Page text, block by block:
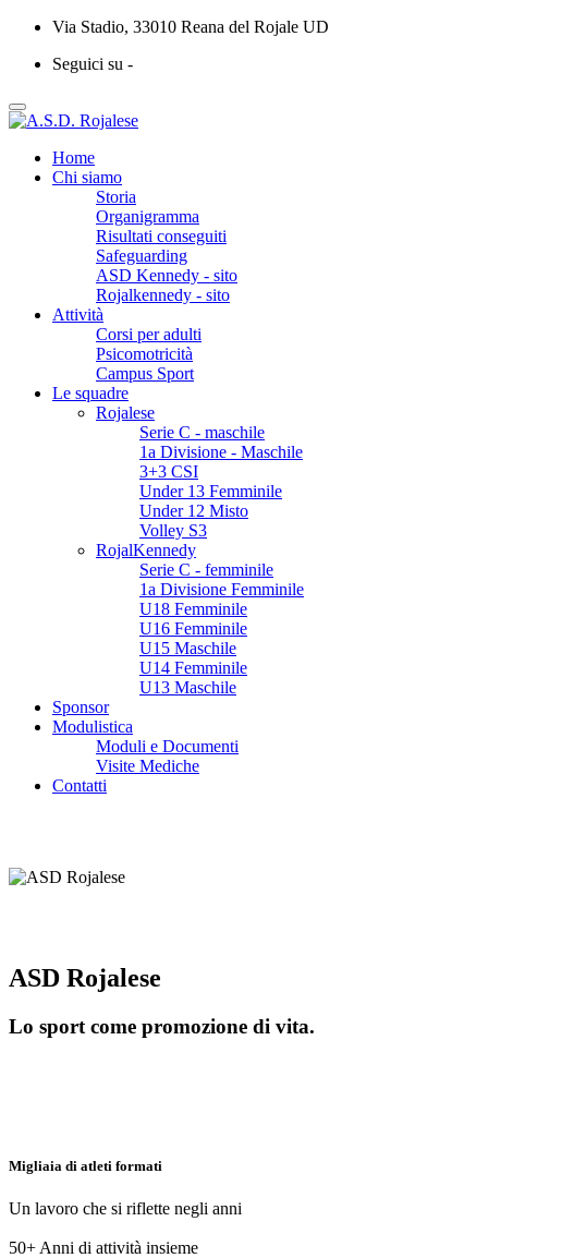
Via Stadio, 33010 Reana del Rojale UD
Seguici su -
Home
Chi siamo
Storia
Organigramma
Risultati conseguiti
Safeguarding
ASD Kennedy - sito
Rojalkennedy - sito
Attività
Corsi per adulti
Psicomotricità
Campus Sport
Le squadre
Rojalese
Serie C - maschile
1a Divisione - Maschile
3+3 CSI
Under 13 Femminile
Under 12 Misto
Volley S3
RojalKennedy
Serie C - femminile
1a Divisione Femminile
U18 Femminile
U16 Femminile
U15 Maschile
U14 Femminile
U13 Maschile
Sponsor
Modulistica
Moduli e Documenti
Visite Mediche
Contatti
ASD Rojalese
Lo sport come promozione di vita.
Migliaia di atleti formati
Un lavoro che si riflette negli anni
50+ Anni di attività insieme